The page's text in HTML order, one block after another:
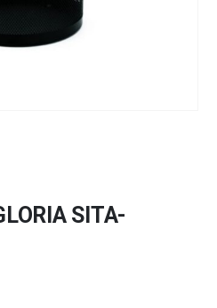
SITA-